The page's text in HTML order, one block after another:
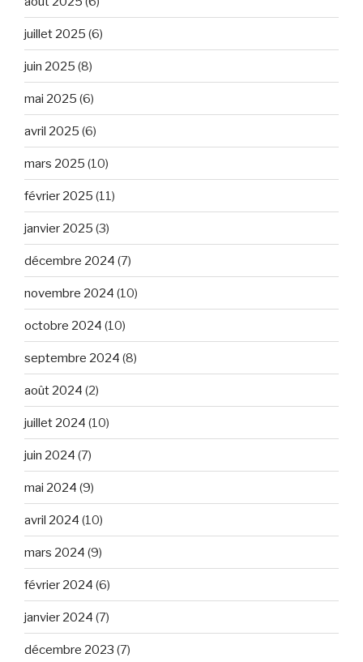
juillet 2025 (6)
juin 2025 (8)
mai 2025 (6)
avril 2025 (6)
mars 2025 (10)
février 2025 (11)
janvier 2025 (3)
décembre 2024 (7)
novembre 2024 (10)
octobre 2024 (10)
septembre 2024 (8)
août 2024 (2)
juillet 2024 (10)
juin 2024 (7)
mai 2024 (9)
avril 2024 (10)
mars 2024 (9)
février 2024 (6)
janvier 2024 (7)
décembre 2023 (7)